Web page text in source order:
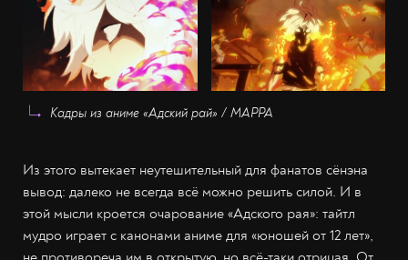
Кадры из аниме «Адский рай» / МАРРА
Из этого вытекает неутешительный для фанатов сёнэна
вывод: далеко не всегда всё можно решить силой. И в
этой мысли кроется очарование «Адского рая»: тайтл
мудро играет с канонами аниме для «юношей от 12 лет»,